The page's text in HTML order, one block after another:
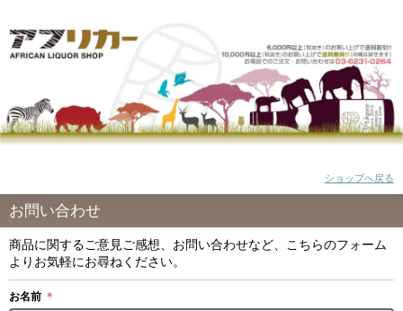
ショップへ戻る
お問い合わせ
商品に関するご意見ご感想、お問い合わせなど、こちらのフォーム
よりお気軽にお尋ねください。
お名前 ＊